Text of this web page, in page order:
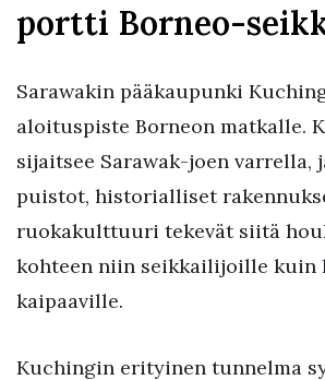
portti Borneo-
Sarawakin pääkaupunki
aloituspiste Borneon matkalle.
sijaitsee Sarawak-joen varrella,
puistot, historialliset
ruokakulttuuri tekevät siitä
kohteen niin seikkailijoille kuin
kaipaaville.
Kuchingin erityinen tunnelma